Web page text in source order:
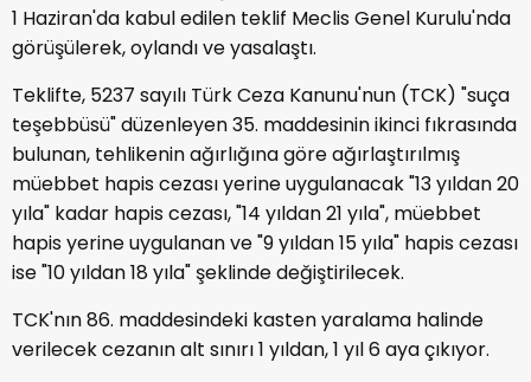
1 Haziran'da kabul edilen teklif Meclis Genel Kurulu'nda
görüşülerek, oylandı ve yasalaştı.
Teklifte, 5237 sayılı Türk Ceza Kanunu'nun (TCK) "suça
teşebbüsü" düzenleyen 35. maddesinin ikinci fıkrasında
bulunan, tehlikenin ağırlığına göre ağırlaştırılmış
müebbet hapis cezası yerine uygulanacak "13 yıldan 20
yıla" kadar hapis cezası, "14 yıldan 21 yıla", müebbet
hapis yerine uygulanan ve "9 yıldan 15 yıla" hapis cezası
ise "10 yıldan 18 yıla" şeklinde değiştirilecek.
TCK'nın 86. maddesindeki kasten yaralama halinde
verilecek cezanın alt sınırı 1 yıldan, 1 yıl 6 aya çıkıyor.